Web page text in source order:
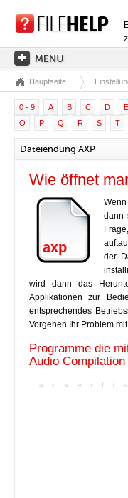
HAUPTSEITE
DLL-DATEIEN
PROGRAMME
Hauptseite
0 - 9 A B C D E
O
P Q R S T
Dateiendung AXP
Wie öffnet
axp
dann
der
wird dann das
Applikationen zur
entsprechendes
Vorgehen Ihr Problem
Programme die
Audio